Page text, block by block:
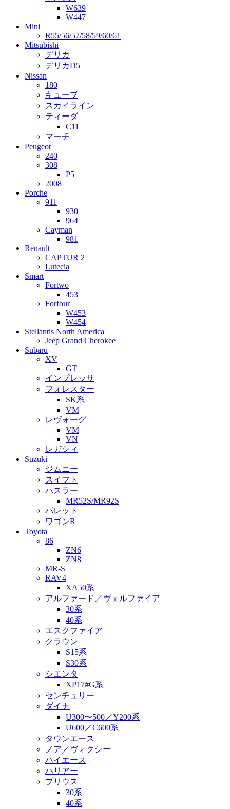
W639
W447
Mini
R55/56/57/58/59/60/61
Mitsubishi
デリカ
デリカD5
Nissan
180
キューブ
スカイライン
ティーダ
C11
マーチ
Peugeot
240
308
P5
2008
Porche
911
930
964
Cayman
981
Renault
CAPTUR 2
Lutecia
Smart
Fortwo
453
Forfour
W453
W454
Stellantis North America
Jeep Grand Cherokee
Subaru
XV
GT
インプレッサ
フォレスター
SK系
VM
レヴォーグ
VM
VN
レガシィ
Suzuki
ジムニー
スイフト
ハスラー
MR52S/MR92S
パレット
ワゴンR
Toyota
86
ZN6
ZN8
MR-S
RAV4
XA50系
アルファード／ヴェルファイア
30系
40系
エスクファイア
クラウン
S15系
S30系
シエンタ
XP17#G系
センチュリー
ダイナ
U300〜500／Y200系
U600／C600系
タウンエース
ノア／ヴォクシー
ハイエース
ハリアー
プリウス
30系
40系